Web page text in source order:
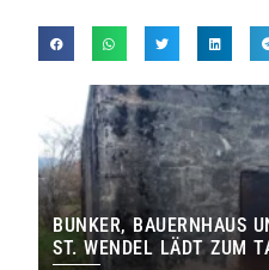
BUNKER, BAUERNHAUS
ST. WENDEL LÄDT ZUM